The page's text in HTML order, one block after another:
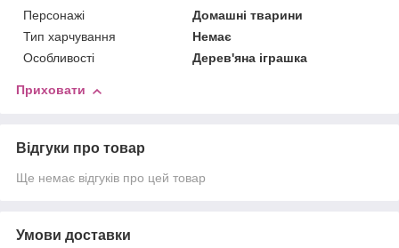
Персонажі
Домашні тварини
Тип харчування
Немає
Особливості
Дерев'яна іграшка
Приховати
Відгуки про товар
Ще немає відгуків про цей товар
Умови доставки